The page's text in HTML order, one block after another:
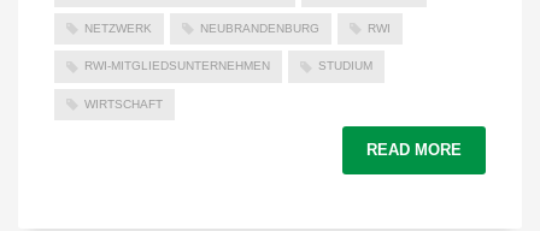
NETZWERK NEUBRANDENBURG RWI
RWI-MITGLIEDSUNTERNEHMEN STUDIUM
WIRTSCHAFT
READ MORE